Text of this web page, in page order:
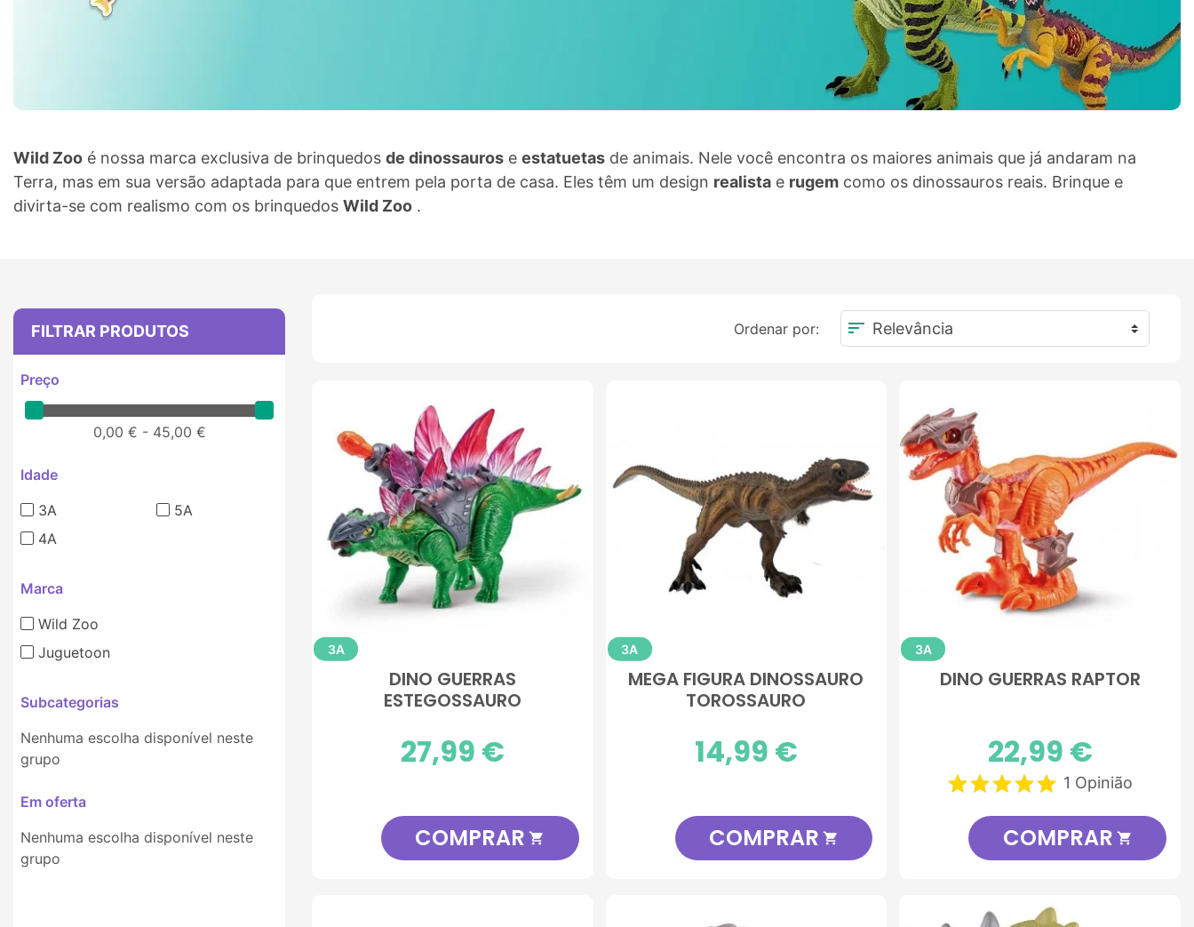
Wild Zoo é nossa marca exclusiva de brinquedos de dinossauros e estatuetas de animais. Nele você encontra os maiores animais que já andaram na
Terra, mas em sua versão adaptada para que entrem pela porta de casa. Eles têm um design realista e rugem como os dinossauros reais. Brinque e
divirta-se com realismo com os brinquedos Wild Zoo .
FILTRAR PRODUTOS
Preço
0,00 € - 45,00 €
Idade
3A
4A
5A
Marca
Wild Zoo
Juguetoon
Subcategorias
Nenhuma escolha disponível neste
grupo
Em oferta
Nenhuma escolha disponível neste
grupo
Ordenar por: sort
3A
DINO GUERRAS
ESTEGOSSAURO
Preço
27,99 €
COMPRAR 
3A
MEGA FIGURA DINOSSAURO
TOROSSAURO
Preço
14,99 €
COMPRAR 
3A
DINO GUERRAS RAPTOR
Preço
22,99 €
1 Opinião
COMPRAR 